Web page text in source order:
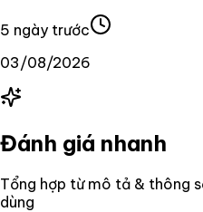
5 ngày trước
03/08/2026
Đánh giá nhanh
Tổng hợp từ mô tả & thông
dùng